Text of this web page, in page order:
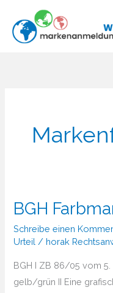
Inhalt
springen
BGH
Schreibe einen
Urteil / horak
BGH I ZB 86/05 vom
gelb/grün II Eine